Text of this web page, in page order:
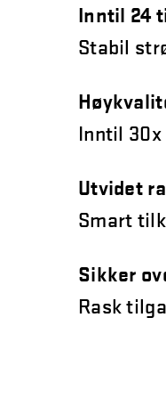
Inntil 24
Stabil
Inntil
Utvidet
Smart
Sikker
Rask